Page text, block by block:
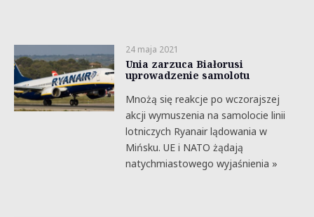
24 maja 2021
Unia zarzuca Białorusi
uprowadzenie samolotu
Mnożą się reakcje po wczorajszej
akcji wymuszenia na samolocie linii
lotniczych Ryanair lądowania w
Mińsku. UE i NATO żądają
natychmiastowego wyjaśnienia »